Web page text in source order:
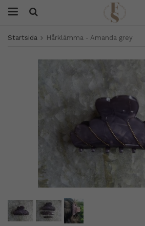
Startsida Hårklämma - Amanda grey